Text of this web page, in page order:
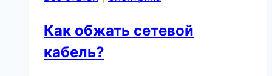
Как обжать сетевой
кабель?